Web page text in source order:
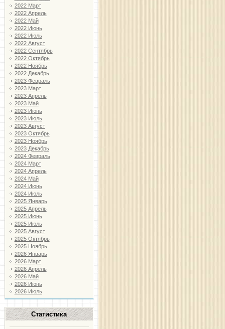
2022 Март
2022 Апрель
2022 Май
2022 Июнь
2022 Июль
2022 Август
2022 Сентябрь
2022 Октябрь
2022 Ноябрь
2022 Декабрь
2023 Февраль
2023 Март
2023 Апрель
2023 Май
2023 Июнь
2023 Июль
2023 Август
2023 Октябрь
2023 Ноябрь
2023 Декабрь
2024 Февраль
2024 Март
2024 Апрель
2024 Май
2024 Июнь
2024 Июль
2025 Январь
2025 Апрель
2025 Июнь
2025 Июль
2025 Август
2025 Октябрь
2025 Ноябрь
2026 Январь
2026 Март
2026 Апрель
2026 Май
2026 Июнь
2026 Июль
Статистика